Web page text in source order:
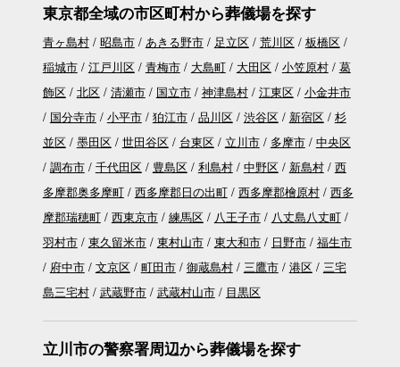
東京都全域の市区町村から葬儀場を探す
青ヶ島村 昭島市 あきる野市 足立区 荒川区
板橋区
稲城市
江戸川区 青梅市 大島町 大田区 小笠原村
葛
飾区
北区 清瀬市 国立市 神津島村 江東区
小金井市
国分寺市
小平市 狛江市 品川区 渋谷区 新宿区
杉
並区
墨田区 世田谷区 台東区 立川市 多摩市
中央区
調布市
千代田区 豊島区 利島村 中野区 新島村
西
多摩郡奥多摩町
西多摩郡日の出町 西多摩郡檜原村
西多
摩郡瑞穂町
西東京市 練馬区 八王子市
八丈島八丈町
羽村市
東久留米市 東村山市 東大和市 日野市
福生市
府中市
文京区 町田市 御蔵島村 三鷹市 港区
三宅
島三宅村
武蔵野市 武蔵村山市 目黒区
立川市の警察署周辺から葬儀場を探す